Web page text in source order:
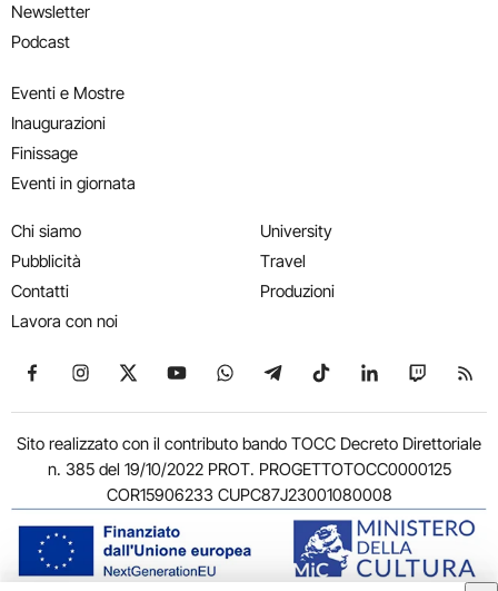
Newsletter
Podcast
Eventi e Mostre
Inaugurazioni
Finissage
Eventi in giornata
Chi siamo
Pubblicità
Contatti
Lavora con noi
University
Travel
Produzioni
Seguici su Facebook
Seguici su Instagram
Seguici su X
Seguici su YouTube
Seguici su WhatsApp
Seguici su Telegram
Seguici su TikTok
Seguici su
Seguici
Sito realizzato con il contributo bando TOCC Decreto Direttoriale
n. 385 del 19/10/2022 PROT. PROGETTOTOCC0000125
COR15906233 CUPC87J23001080008